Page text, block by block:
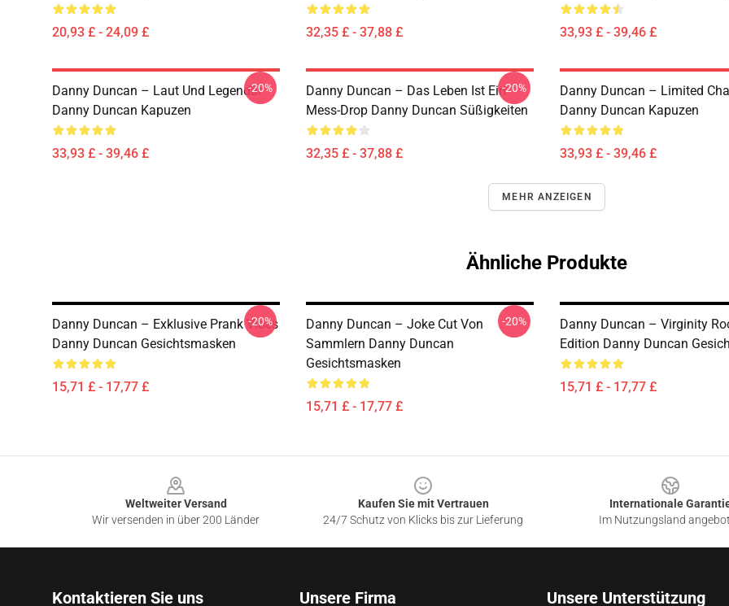
20,93 £ - 24,09 £ 32,35 £ - 37,88 £ 33,93 £ - 39,46 £
Danny Duncan – Laut Und Legendär
Danny Duncan Kapuzen
33,93 £ - 39,46 £
-20%
Danny Duncan – Das Leben Ist Ein
Mess-Drop Danny Duncan Süßigkeiten
32,35 £ - 37,88 £
-20%
Danny Duncan – Limited
Danny Duncan Kapuzen
33,93 £ - 39,46 £
MEHR ANZEIGEN
Ähnliche Produkte
Danny Duncan – Exklusive Prank Vibes
Danny Duncan Gesichtsmasken
15,71 £ - 17,77 £
-20%
Danny Duncan – Joke Cut Von
Sammlern Danny Duncan
Gesichtsmasken
15,71 £ - 17,77 £
-20%
Danny Duncan – Virginity
Edition Danny Duncan
15,71 £ - 17,77 £
Weltweiter Versand
Wir versenden in über 200 Länder
Kaufen Sie mit Vertrauen
24/7 Schutz von Klicks bis zur Lieferung
Internationale
Im Nutzungsland
Kontaktieren Sie uns Unsere Firma Unsere Unterstützung